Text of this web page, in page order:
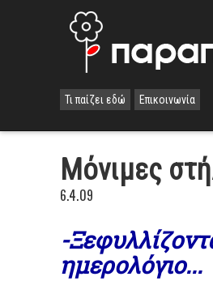
Τι παίζει εδώ Επικοινωνία
Μόνιμες
6.4.09
-
ημερολόγιο...